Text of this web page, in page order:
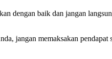
dengan baik dan jangan
jangan memaksakan